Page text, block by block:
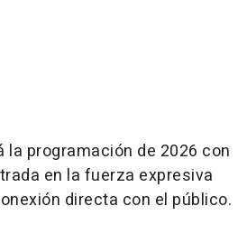
la programación de 2026 con
en la fuerza expresiva
directa con el público.